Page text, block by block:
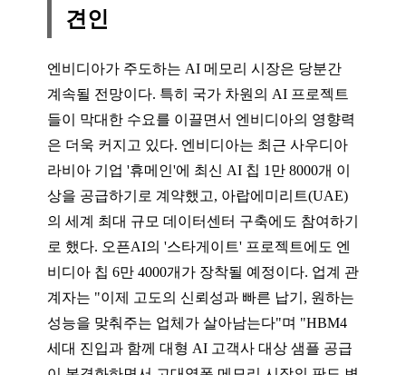
견인
엔비디아가 주도하는 AI 메모리 시장은 당분간
계속될 전망이다. 특히 국가 차원의 AI 프로젝트
들이 막대한 수요를 이끌면서 엔비디아의 영향력
은 더욱 커지고 있다. 엔비디아는 최근 사우디아
라비아 기업 '휴메인'에 최신 AI 칩 1만 8000개 이
상을 공급하기로 계약했고, 아랍에미리트(UAE)
의 세계 최대 규모 데이터센터 구축에도 참여하기
로 했다. 오픈AI의 '스타게이트' 프로젝트에도 엔
비디아 칩 6만 4000개가 장착될 예정이다. 업계 관
계자는 "이제 고도의 신뢰성과 빠른 납기, 원하는
성능을 맞춰주는 업체가 살아남는다"며 "HBM4
세대 진입과 함께 대형 AI 고객사 대상 샘플 공급